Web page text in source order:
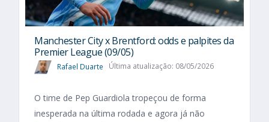
Manchester City x Brentford: odds e palpites da
Premier League (09/05)
Rafael Duarte Última atualização: 08/05/2026
O time de Pep Guardiola tropeçou de forma
inesperada na última rodada e agora já não